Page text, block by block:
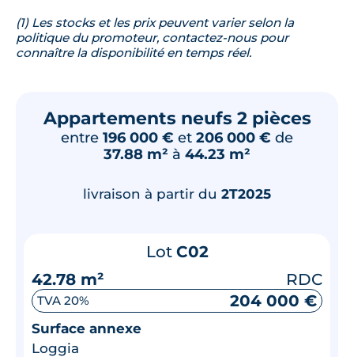
(1) Les stocks et les prix peuvent varier selon la
politique du promoteur, contactez-nous pour
connaître la disponibilité en temps réel.
Appartements neufs 2 pièces
entre 196 000 € et 206 000 € de
37.88 m² à 44.23 m²
livraison à partir du 2T2025
Lot C02
42.78 m²
RDC
TVA 20% 204 000 €
Surface annexe
Loggia